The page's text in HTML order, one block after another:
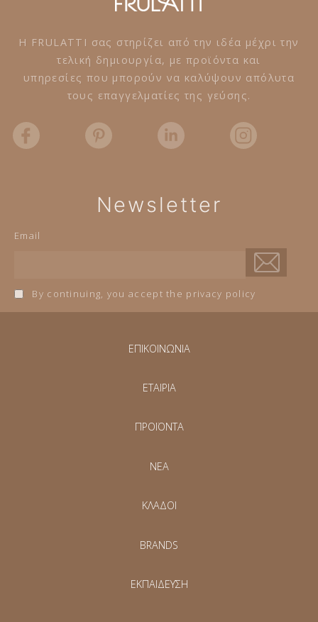
Η FRULATTI σας στηρίζει από την ιδέα μέχρι την
τελική δημιουργία, με προϊόντα και
υπηρεσίες που μπορούν να καλύψουν απόλυτα
τους επαγγελματίες της γεύσης.
Newsletter
Email
By continuing, you accept the privacy policy
ΕΠΙΚΟΙΝΩΝΙΑ
ΕΤΑΙΡΙΑ
ΠΡΟΪΟΝΤΑ
NEA
ΚΛΑΔΟΙ
BRANDS
ΕΚΠΑΙΔΕΥΣΗ